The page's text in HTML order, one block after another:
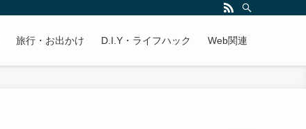
旅行・お出かけ D.I.Y・ライフハック Web関連